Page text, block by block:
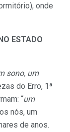
onde
ESTADO
sono, um
do Erro, 1ª
“um
nós, um
de anos.